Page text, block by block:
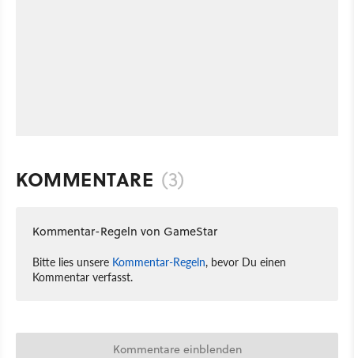
KOMMENTARE (3)
Kommentar-Regeln von GameStar
Bitte lies unsere Kommentar-Regeln, bevor Du einen
Kommentar verfasst.
Kommentare einblenden